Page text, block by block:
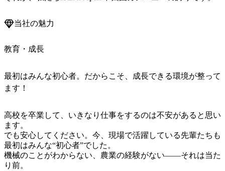
当社の魅力
教育・成長
最初はみんな初心者。だからこそ、成長できる環境が整って
ます！
高校を卒業して、いきなり仕事をするのは不安があると思い
ます。
でも安心してください。今、現場で活躍している先輩たちも
最初はみんな“初心者”でした。
機械のことがわからない、農業の経験がない――それは当た
り前。